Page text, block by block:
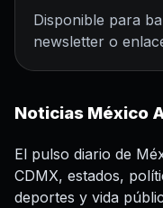
Disponible para
newsletter o
Noticias México
El pulso diario de
CDMX, estados,
deportes y vida